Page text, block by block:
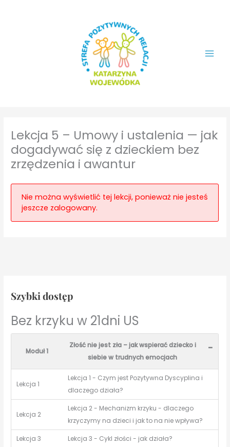
Szybki dostęp
Bez krzyku w 21dni US
Moduł 1
Złość nie jest zła – jak wspierać dziecko i
siebie w trudnych emocjach
-
Lekcja 1
Lekcja 1 - Czym jest Pozytywna Dyscyplina i
dlaczego działa?
Lekcja 2
Lekcja 2 - Mechanizm krzyku - dlaczego
krzyczymy na dzieci i jak to na nie wpływa?
Lekcja 3 Lekcja 3 - Cykl złości - jak działa?
Lekcja 5 – Umowy i ustalenia — jak
dogadywać się z dzieckiem bez
zrzędzenia i awantur
Nie można wyświetlić tej lekcji, ponieważ nie jesteś
jeszcze zalogowany.